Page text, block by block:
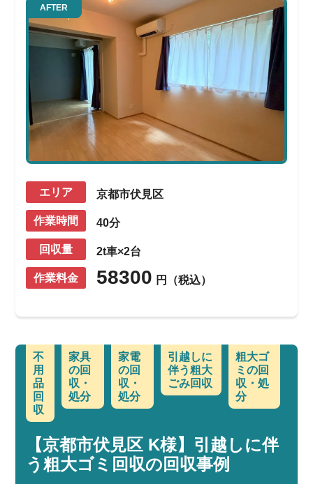
AFTER
エリア 京都市伏見区
作業時間 40分
回収量 2t車×2台
作業料金 58300 円（税込）
不
用
品
回
収
家具
の回
収・
処分
家電
の回
収・
処分
引越しに
伴う粗大
ごみ回収
粗大ゴ
ミの回
収・処
分
【京都市伏見区 K様】引越しに伴
う粗大ゴミ回収の回収事例